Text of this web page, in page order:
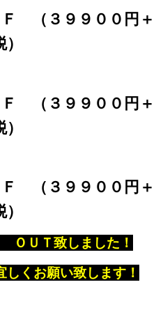
（３９９００円＋
（３９９００円＋
（３９９００円＋
ＯＵＴ致しました！
くお願い致します！